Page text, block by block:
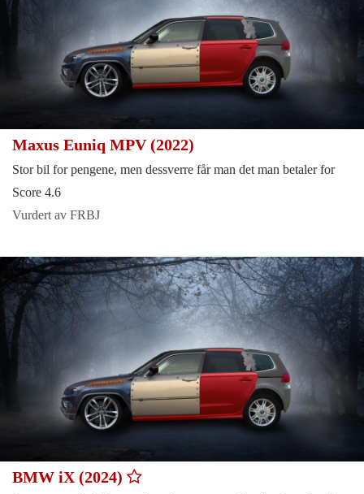
Maxus Euniq MPV (2022)
Stor bil for pengene, men dessverre får man det man betaler for
Score 4.6
Vurdert av FRBJ
BMW iX (2024)